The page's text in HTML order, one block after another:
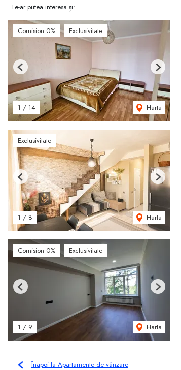
Te-ar putea interesa și:
Comision 0% Exclusivitate
1 / 14 Harta
Previous Next
Exclusivitate
1 / 8 Harta
Previous Next
Comision 0% Exclusivitate
1 / 9 Harta
Previous Next
Înapoi la Apartamente de vânzare